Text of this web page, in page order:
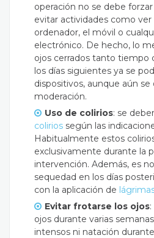
operación no se debe
evitar actividades como ver
ordenador, el móvil o
electrónico. De hecho, lo
ojos cerrados tanto tiempo
los días siguientes ya se
dispositivos, aunque aún
moderación.
Uso de colirios: se
colirios según las
Habitualmente estos
exclusivamente durante la
intervención. Además, es
sequedad en los días
con la aplicación de
Evitar frotarse los ojos
ojos durante varias
intensos ni natación